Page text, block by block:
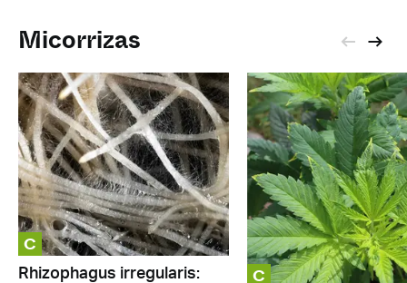
Micorrizas
C
Rhizophagus irregularis:
C